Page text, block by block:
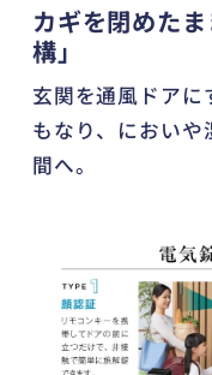
カギを閉めた
構」
玄関を通風ドアに
もなり、においや
間へ。